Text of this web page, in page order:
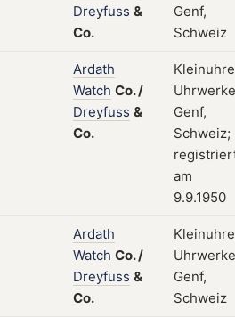
Dreyfuss &
Co.
Genf,
Schweiz
Ardath
Watch Co./
Dreyfuss &
Co.
Genf,
Schweiz;
am
9.9.1950
Ardath
Watch Co./
Dreyfuss &
Co.
Genf,
Schweiz